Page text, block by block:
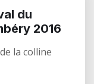
du
2016
la colline